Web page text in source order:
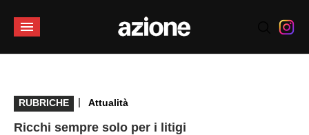
RUBRICHE | Attualità
Ricchi sempre solo per i litigi